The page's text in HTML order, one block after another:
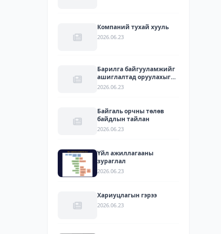
Компаний тухай хууль
2026.06.23
Барилга байгууламжийг
ашиглалтад оруулахыг
зөвшөөрсөн акт
2026.06.23
Байгаль орчны төлөв
байдлын тайлан
2026.06.23
Үйл ажиллагааны
зураглал
2026.06.23
Хариуцлагын гэрээ
2026.06.23